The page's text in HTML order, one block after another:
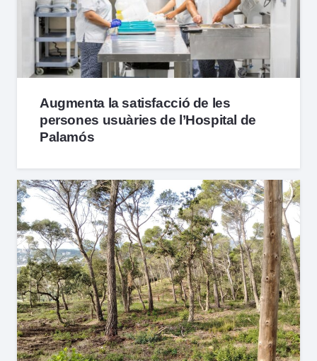
Augmenta la satisfacció de les
persones usuàries de l’Hospital de
Palamós